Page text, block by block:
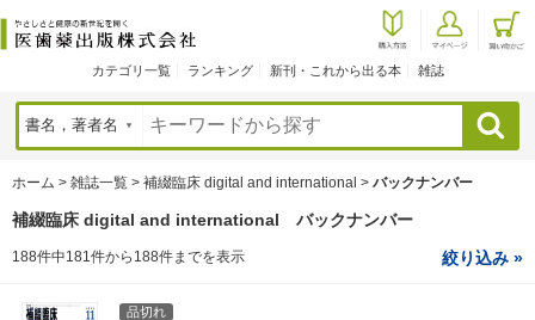
カテゴリ一覧 ランキング 新刊・これから出る本 雑誌
検索
ホーム > 雑誌一覧 > 補綴臨床 digital and international > バックナンバー
補綴臨床 digital and international バックナンバー
188件中181件から188件までを表示 絞り込み »
品切れ